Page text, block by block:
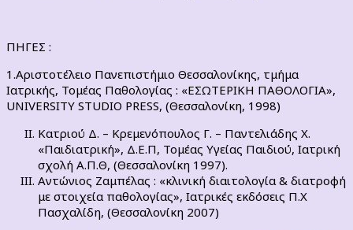
ΠΗΓΕΣ :
1.Αριστοτέλειο Πανεπιστήμιο Θεσσαλονίκης, τμήμα
Ιατρικής, Τομέας Παθολογίας : «ΕΣΩΤΕΡΙΚΗ ΠΑΘΟΛΟΓΙΑ»,
UNIVERSITY STUDIO PRESS, (Θεσσαλονίκη, 1998)
Κατριού Δ. – Κρεμενόπουλος Γ. – Παντελιάδης Χ.
«Παιδιατρική», Δ.Ε.Π, Τομέας Υγείας Παιδιού, Ιατρική
σχολή Α.Π.Θ, (Θεσσαλονίκη 1997).
Αντώνιος Ζαμπέλας : «κλινική διαιτολογία & διατροφή
με στοιχεία παθολογίας», Ιατρικές εκδόσεις Π.Χ
Πασχαλίδη, (Θεσσαλονίκη 2007)